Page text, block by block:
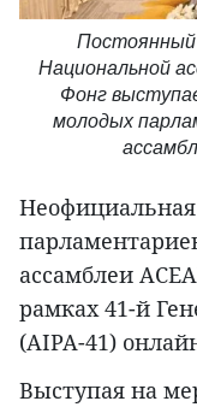
Постоянный
Национальной
Фонг
молодых
ассамблеи
рамках 41-й
(AIPA-41)
Выступая на